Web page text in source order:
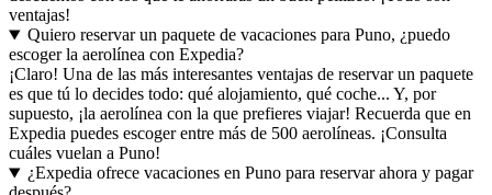
ventajas!
Quiero reservar un paquete de vacaciones para Puno, ¿puedo
escoger la aerolínea con Expedia?
¡Claro! Una de las más interesantes ventajas de reservar un paquete
es que tú lo decides todo: qué alojamiento, qué coche... Y, por
supuesto, ¡la aerolínea con la que prefieres viajar! Recuerda que en
Expedia puedes escoger entre más de 500 aerolíneas. ¡Consulta
cuáles vuelan a Puno!
¿Expedia ofrece vacaciones en Puno para reservar ahora y pagar